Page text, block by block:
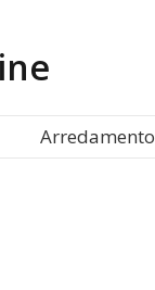
Arredamento